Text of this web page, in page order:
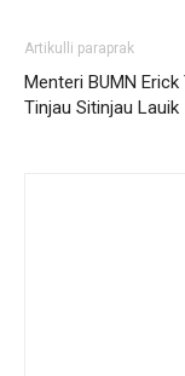
Artikulli paraprak
Menteri BUMN Erick
Tinjau Sitinjau Lauik